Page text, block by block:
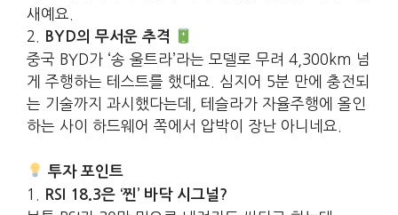
새예요.
2.
BYD의 무서운 추격
중국 BYD가 ‘송 울트라’라는 모델로 무려 4,300km 넘
게 주행하는 테스트를 했대요. 심지어 5분 만에 충전되
는 기술까지 과시했다는데, 테슬라가 자율주행에 올인
하는 사이 하드웨어 쪽에서 압박이 장난 아니네요.
투자 포인트
1.
RSI 18.3은 ‘찐’ 바닥 시그널?